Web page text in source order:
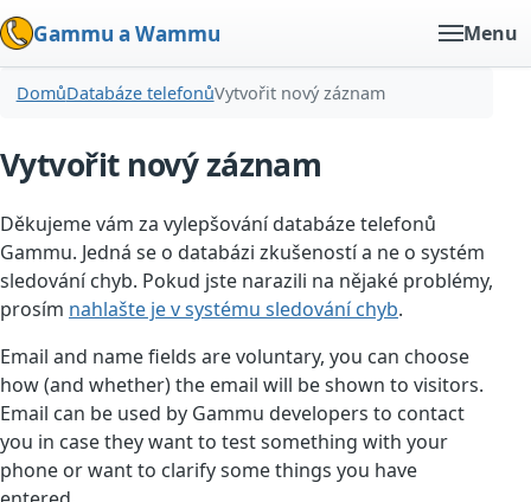
Gammu a Wammu Menu
DomůDatabáze telefonůVytvořit nový záznam
Vytvořit nový záznam
Děkujeme vám za vylepšování databáze telefonů
Gammu. Jedná se o databázi zkušeností a ne o systém
sledování chyb. Pokud jste narazili na nějaké problémy,
prosím nahlašte je v systému sledování chyb.
Email and name fields are voluntary, you can choose
how (and whether) the email will be shown to visitors.
Email can be used by Gammu developers to contact
you in case they want to test something with your
phone or want to clarify some things you have